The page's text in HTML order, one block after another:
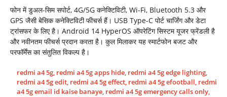
फोन में डुअल-सिम सपोर्ट, 4G/5G कनेक्टिविटी, Wi-Fi, Bluetooth 5.3 और
GPS जैसी बेसिक कनेक्टिविटी फीचर्स हैं। USB Type-C पोर्ट चार्जिंग और डेटा
ट्रांसफर के लिए है। Android 14 HyperOS ऑपरेटिंग सिस्टम यूजर फ्रेंडली है
और नवीनतम फीचर्स प्रदान करता है। कुल मिलाकर यह स्मार्टफोन बजट और
परफॉर्मेंस का संतुलित विकल्प है।
redmi a4 5g, redmi a4 5g apps hide, redmi a4 5g edge lighting,
redmi a4 5g edit, redmi a4 5g effect, redmi a4 5g efootball, redmi
a4 5g email id kaise banaye, redmi a4 5g emergency calls only,